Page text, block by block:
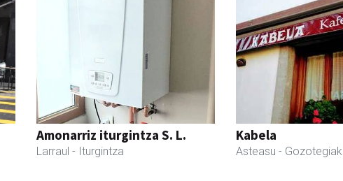
Amonarriz iturgintza S. L.
Larraul - Iturgintza
Kabela
Asteasu - Gozotegiak